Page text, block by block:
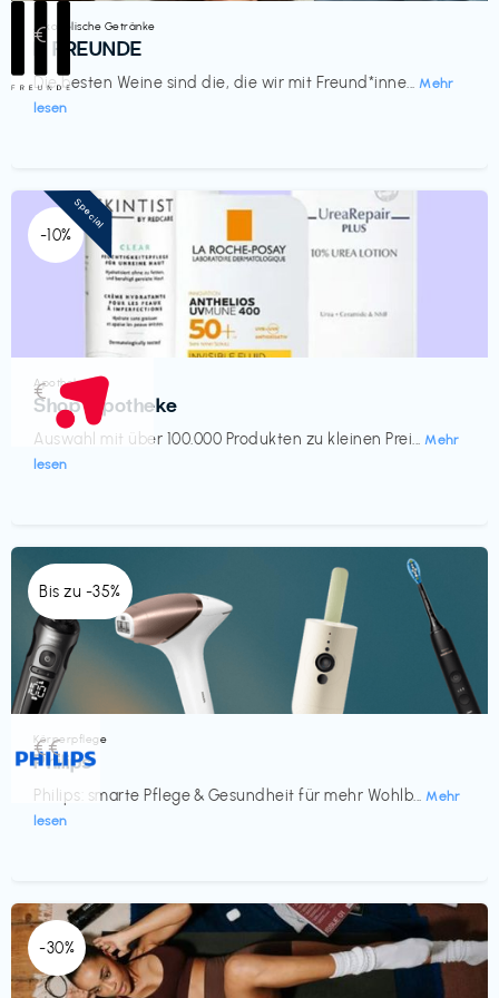
Alkoholische Getränke
III FREUNDE
Die besten Weine sind die, die wir mit Freund*inne... Mehr
lesen
€‎
-10%
Apotheke
Shop Apotheke
Auswahl mit über 100.000 Produkten zu kleinen Prei... Mehr
lesen
€‎
Special
Bis zu -35%
Körperpflege
Philips
Philips: smarte Pflege & Gesundheit für mehr Wohlb... Mehr
lesen
€€‎
-30%